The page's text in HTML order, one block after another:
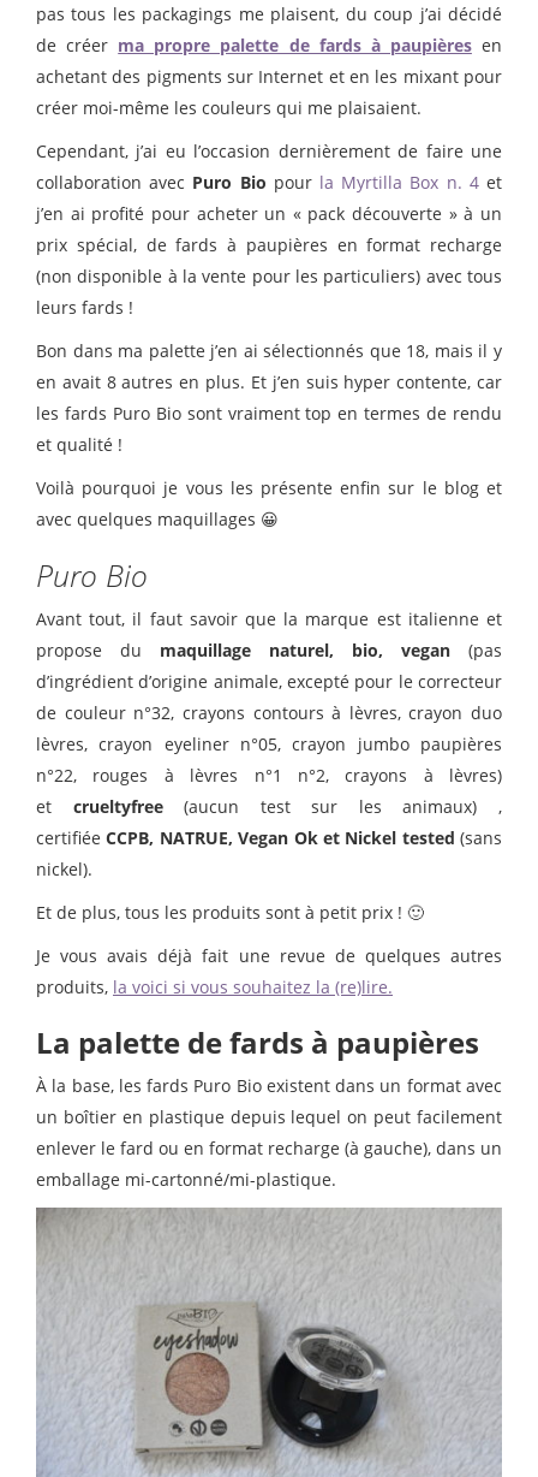
pas tous les packagings me plaisent, du coup j’ai décidé
de créer ma propre palette de fards à paupièresen
achetant des pigments sur Internet et en les mixant pour
créer moi-même les couleurs qui me plaisaient.
Cependant, j’ai eu l’occasion dernièrement de faire une
collaboration avec Puro Bio pour la Myrtilla Box n. 4et
j’en ai profité pour acheter un « pack découverte » à un
prix spécial, de fards à paupières en format recharge
(non disponible à la vente pour les particuliers) avec tous
leurs fards !
Bon dans ma palette j’en ai sélectionnés que 18, mais il y
en avait 8 autres en plus. Et j’en suis hyper contente, car
les fards Puro Bio sont vraiment top en termes de rendu
et qualité !
Voilà pourquoi je vous les présente enfin sur le blog et
avec quelques maquillages 😀
Puro Bio
Avant tout, il faut savoir que la marque est italienne et
propose du maquillage naturel, bio, vegan (pas
d’ingrédient d’origine animale, excepté pour le correcteur
de couleur n°32, crayons contours à lèvres, crayon duo
lèvres, crayon eyeliner n°05, crayon jumbo paupières
n°22, rouges à lèvres n°1 n°2, crayons à lèvres)
et crueltyfree(aucun test sur les animaux) ,
certifiéeCCPB, NATRUE, Vegan Ok et Nickel tested (sans
nickel).
Et de plus, tous les produits sont à petit prix ! 🙂
Je vous avais déjà fait une revue de quelques autres
produits, la voici si vous souhaitez la (re)lire.
La palette de fards à paupières
À la base, les fards Puro Bio existent dans un format avec
un boîtier en plastique depuis lequel on peut facilement
enlever le fard ou en format recharge (à gauche), dans un
emballage mi-cartonné/mi-plastique.